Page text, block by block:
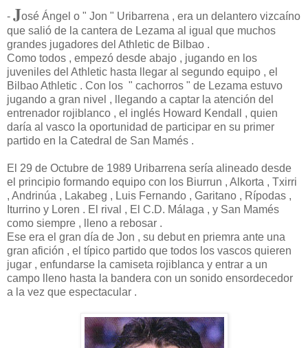
- José Ángel o " Jon " Uribarrena , era un delantero vizcaíno
que salió de la cantera de Lezama al igual que muchos
grandes jugadores del Athletic de Bilbao .
Como todos , empezó desde abajo , jugando en los
juveniles del Athletic hasta llegar al segundo equipo , el
Bilbao Athletic . Con los " cachorros " de Lezama estuvo
jugando a gran nivel , llegando a captar la atención del
entrenador rojiblanco , el inglés Howard Kendall , quien
daría al vasco la oportunidad de participar en su primer
partido en la Catedral de San Mamés .
El 29 de Octubre de 1989 Uribarrena sería alineado desde
el principio formando equipo con los Biurrun , Alkorta , Txirri
, Andrinúa , Lakabeg , Luis Fernando , Garitano , Rípodas ,
Iturrino y Loren . El rival , El C.D. Málaga , y San Mamés
como siempre , lleno a rebosar .
Ese era el gran día de Jon , su debut en priemra ante una
gran afición , el típico partido que todos los vascos quieren
jugar , enfundarse la camiseta rojiblanca y entrar a un
campo lleno hasta la bandera con un sonido ensordecedor
a la vez que espectacular .